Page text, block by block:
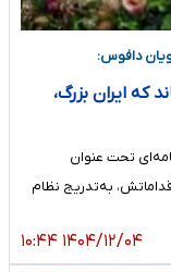
دافوس:
که ایران بزرگ،
تحت عنوان
به‌تدریج نظام
۱۴۰۴/۱۲/۰۴ ۱۰:۴۴